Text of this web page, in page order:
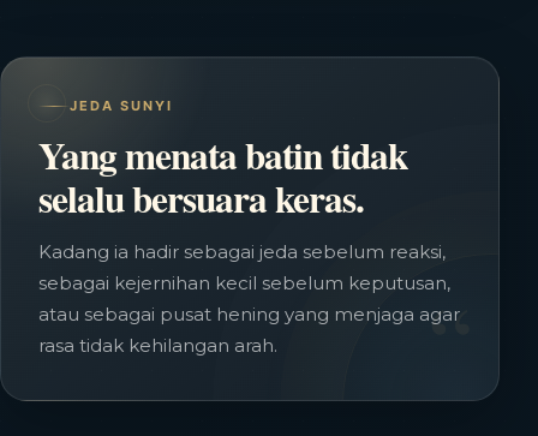
JEDA SUNYI
Yang menata batin tidak
selalu bersuara keras.
Kadang ia hadir sebagai jeda sebelum reaksi,
sebagai kejernihan kecil sebelum keputusan,
atau sebagai pusat hening yang menjaga agar
rasa tidak kehilangan arah.
“